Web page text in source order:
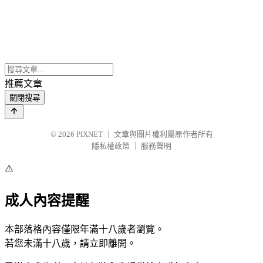
推薦文章
關閉搜尋
© 2026 PIXNET
文章與圖片權利屬原作者所有
隱私權政策
服務聲明
⚠️
成人內容提醒
本部落格內容僅限年滿十八歲者瀏覽。
若您未滿十八歲，請立即離開。